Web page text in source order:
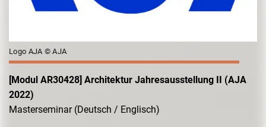
Logo AJA © AJA
[Modul AR30428] Architektur Jahresausstellung II (AJA
2022)
Masterseminar (Deutsch / Englisch)